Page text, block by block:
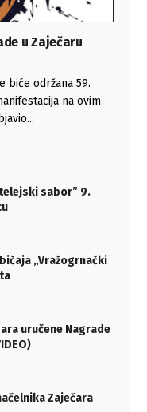
u Zaječaru
biće održana 59.
na ovim
sabor” 9.
„Vražogrnački
uručene Nagrade
Zaječara